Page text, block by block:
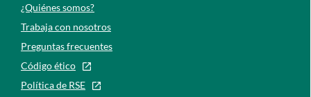
¿Quiénes somos?
Trabaja con nosotros
Preguntas frecuentes
Código ético
Política de RSE